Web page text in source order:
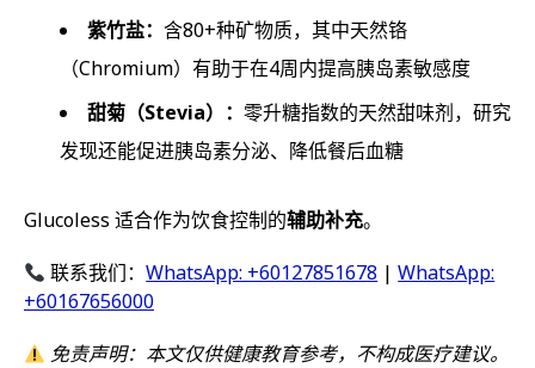
紫竹盐： 含80+种矿物质，其中天然铬
（Chromium）有助于在4周内提高胰岛素敏感度
甜菊（Stevia）： 零升糖指数的天然甜味剂，研究
发现还能促进胰岛素分泌、降低餐后血糖
Glucoless 适合作为饮食控制的辅助补充。
联系我们：WhatsApp: +60127851678 |WhatsApp:
+60167656000
免责声明：本文仅供健康教育参考，不构成医疗建议。